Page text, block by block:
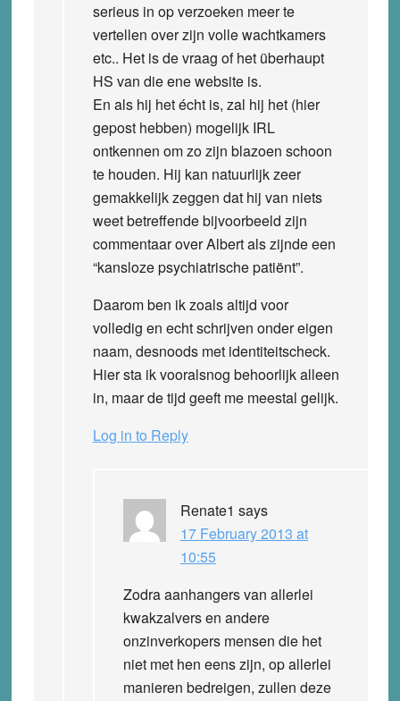
serieus in op verzoeken meer te
vertellen over zijn volle wachtkamers
etc.. Het is de vraag of het überhaupt
HS van die ene website is.
En als hij het écht is, zal hij het (hier
gepost hebben) mogelijk IRL
ontkennen om zo zijn blazoen schoon
te houden. Hij kan natuurlijk zeer
gemakkelijk zeggen dat hij van niets
weet betreffende bijvoorbeeld zijn
commentaar over Albert als zijnde een
“kansloze psychiatrische patiënt”.
Daarom ben ik zoals altijd voor
volledig en echt schrijven onder eigen
naam, desnoods met identiteitscheck.
Hier sta ik vooralsnog behoorlijk alleen
in, maar de tijd geeft me meestal gelijk.
Log in to Reply
Renate1 says
17 February 2013 at
10:55
Zodra aanhangers van allerlei
kwakzalvers en andere
onzinverkopers mensen die het
niet met hen eens zijn, op allerlei
manieren bedreigen, zullen deze